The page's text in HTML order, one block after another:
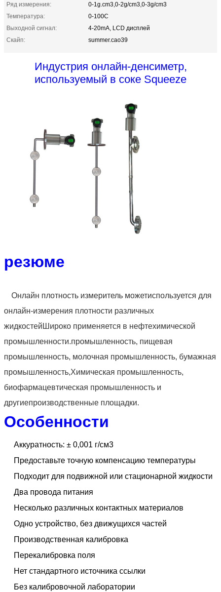
Ряд измерения:
0-1g.cm3,0-2g/cm3,0-3g/cm3
Температура:
0-100C
Выходной сигнал:
4-20mA, LCD дисплей
Скайп:
summer.cao39
Индустрия онлайн-денсиметр,
используемый в соке Squeeze
резюме
Онлайн плотность измеритель можетиспользуется для
онлайн-измерения плотности различных
жидкостей Широко применяется в нефтехимической
промышленности.промышленность, пищевая
промышленность, молочная промышленность, бумажная
промышленность,Химическая промышленность,
биофармацевтическая промышленность и
другиепроизводственные площадки.
Особенности
Аккуратность: ± 0,001 г/см3
Предоставьте точную компенсацию температуры
Подходит для подвижной или стационарной жидкости
Два провода питания
Несколько различных контактных материалов
Одно устройство, без движущихся частей
Производственная калибровка
Перекалибровка поля
Нет стандартного источника ссылки
Без калибровочной лаборатории